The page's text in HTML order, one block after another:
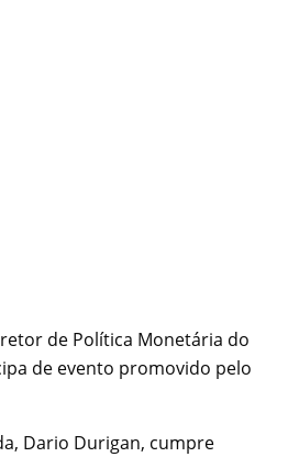
de Política Monetária do
de evento promovido pelo
Dario Durigan, cumpre